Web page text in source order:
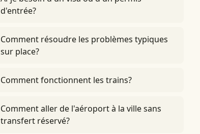
d'entrée?
Comment résoudre les problèmes typiques
sur place?
Comment fonctionnent les trains?
Comment aller de l'aéroport à la ville sans
transfert réservé?